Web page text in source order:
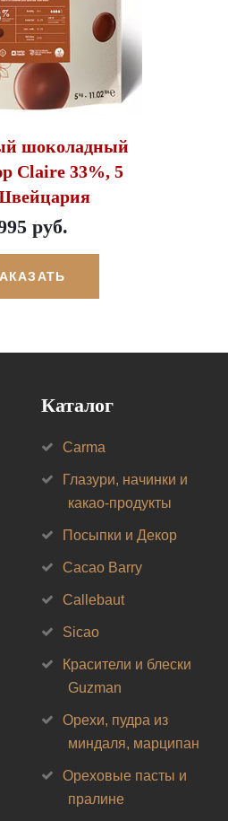
шоколадный
Claire 33%, 5
руб.
Каталог
Carma
Глазури, начинки и
какао-продукты
Посыпки и Декор
Cacao Barry
Callebaut
Sicao
Красители и блески
Guzman
Орехи, пудра из
миндаля, марципан
Ореховые пасты и
пралине